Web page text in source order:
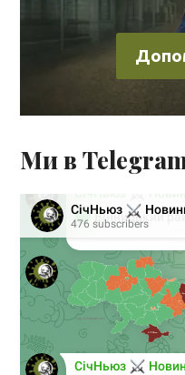
Ми в